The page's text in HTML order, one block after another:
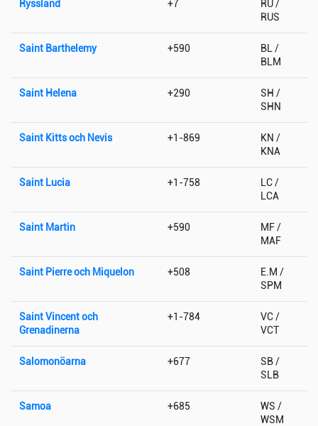
Ryssland +7
RU /
RUS
Saint Barthelemy +590
BL /
BLM
Saint Helena +290
SH /
SHN
Saint Kitts och Nevis +1-869
KN /
KNA
Saint Lucia +1-758
LC /
LCA
Saint Martin +590
MF /
MAF
Saint Pierre och Miquelon +508
E.M /
SPM
Saint Vincent och
Grenadinerna
+1-784
VC /
VCT
Salomonöarna +677
SB /
SLB
Samoa +685
WS /
WSM